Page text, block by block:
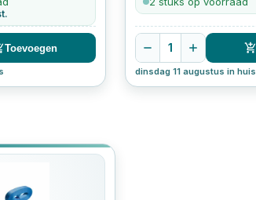
Toevoegen 1
dinsdag 11 augustus in huis